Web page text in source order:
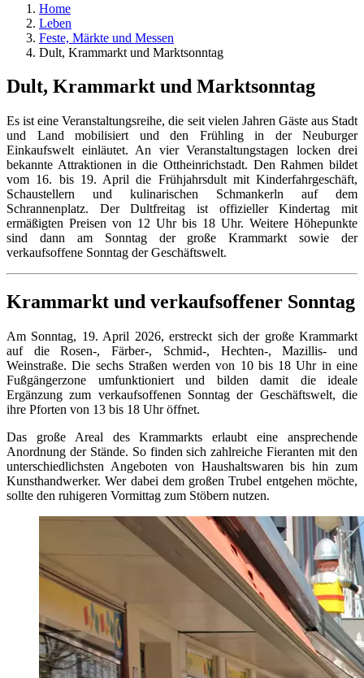
Home
Leben
Feste, Märkte und Messen
Dult, Krammarkt und Marktsonntag
Dult, Krammarkt und Marktsonntag
Es ist eine Veranstaltungsreihe, die seit vielen Jahren Gäste aus Stadt
und Land mobilisiert und den Frühling in der Neuburger
Einkaufswelt einläutet. An vier Veranstaltungstagen locken drei
bekannte Attraktionen in die Ottheinrichstadt. Den Rahmen bildet
vom 16. bis 19. April die Frühjahrsdult mit Kinderfahrgeschäft,
Schaustellern und kulinarischen Schmankerln auf dem
Schrannenplatz. Der Dultfreitag ist offizieller Kindertag mit
ermäßigten Preisen von 12 Uhr bis 18 Uhr. Weitere Höhepunkte
sind dann am Sonntag der große Krammarkt sowie der
verkaufsoffene Sonntag der Geschäftswelt.
Krammarkt und verkaufsoffener Sonntag
Am Sonntag, 19. April 2026, erstreckt sich der große Krammarkt
auf die Rosen-, Färber-, Schmid-, Hechten-, Mazillis- und
Weinstraße. Die sechs Straßen werden von 10 bis 18 Uhr in eine
Fußgängerzone umfunktioniert und bilden damit die ideale
Ergänzung zum verkaufsoffenen Sonntag der Geschäftswelt, die
ihre Pforten von 13 bis 18 Uhr öffnet.
Das große Areal des Krammarkts erlaubt eine ansprechende
Anordnung der Stände. So finden sich zahlreiche Fieranten mit den
unterschiedlichsten Angeboten von Haushaltswaren bis hin zum
Kunsthandwerker. Wer dabei dem großen Trubel entgehen möchte,
sollte den ruhigeren Vormittag zum Stöbern nutzen.